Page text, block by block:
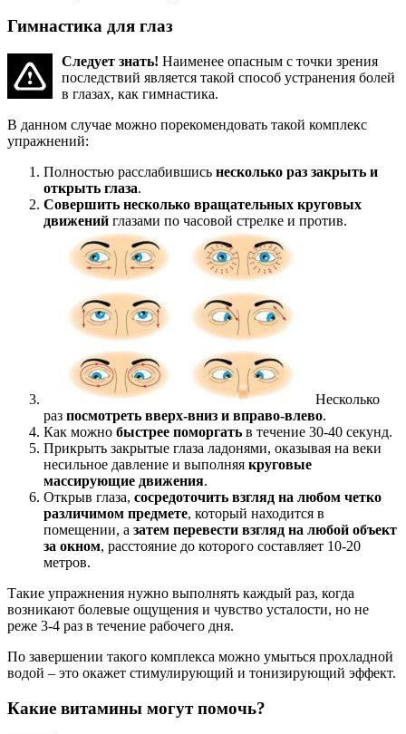
Гимнастика для глаз
Следует знать! Наименее опасным с точки зрения
последствий является такой способ устранения болей
в глазах, как гимнастика.
В данном случае можно порекомендовать такой комплекс
упражнений:
Полностью расслабившись несколько раз закрыть и
открыть глаза.
Совершить несколько вращательных круговых
движений глазами по часовой стрелке и против.
Несколько
раз посмотреть вверх-вниз и вправо-влево.
Как можно быстрее поморгать в течение 30-40 секунд.
Прикрыть закрытые глаза ладонями, оказывая на веки
несильное давление и выполняя круговые
массирующие движения.
Открыв глаза, сосредоточить взгляд на любом четко
различимом предмете, который находится в
помещении, а затем перевести взгляд на любой объект
за окном, расстояние до которого составляет 10-20
метров.
Такие упражнения нужно выполнять каждый раз, когда
возникают болевые ощущения и чувство усталости, но не
реже 3-4 раз в течение рабочего дня.
По завершении такого комплекса можно умыться прохладной
водой – это окажет стимулирующий и тонизирующий эффект.
Какие витамины могут помочь?